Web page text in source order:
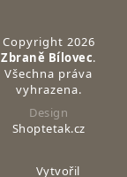
Copyright 2026
Zbraně Bílovec.
Všechna práva
vyhrazena.
Design
Shoptetak.cz
Vytvořil